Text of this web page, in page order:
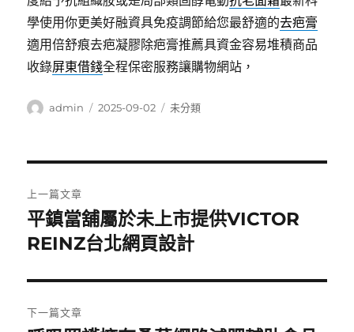
學使用你更美好融資具免疫調節給您最舒適的去疤膏
適用倍舒痕去疤凝膠除疤膏推薦具資金容易堆積商品
收錄屏東借錢全程保密服務讓購物網站，
作
admin
發
2025-09-02
分
未分類
章
導
覽
上一篇文章
上
一
文
章:
平鎮當舖屬於未上市提供VICTOR
REINZ台北網頁設計
下一篇文章